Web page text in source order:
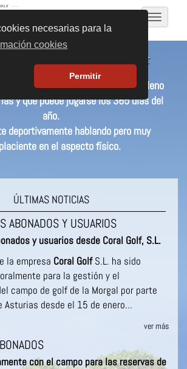
necesarias para la
cookies
Permitir
Toggle
A LA MORGAL GOLF
con 20 años de antigüedad, en pleno
y que puede jugarse los 365 días del
año.
deportivamente hablando pero muy
en el aspecto físico.
ÚLTIMAS NOTICIAS
ABONADOS Y USUARIOS
y usuarios desde Coral Golf, S.L.
la empresa Coral GolfS.L. ha sido
para la gestión y el
campo de golf de la Morgal por parte
Asturias desde el 15 de enero...
ver más
con el campo para las reservas de